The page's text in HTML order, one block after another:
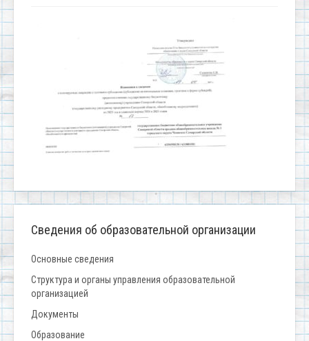
Сведения об образовательной организации
Основные сведения
Структура и органы управления образовательной
организацией
Документы
Образование